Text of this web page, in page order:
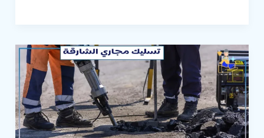
في
عجمان
للايجار
00201030714434